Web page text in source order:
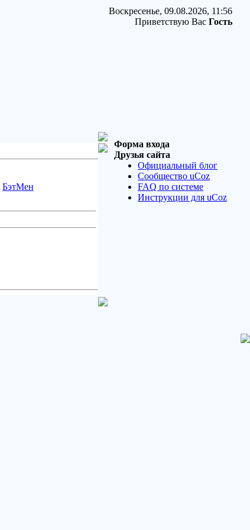
Воскресенье, 09.08.2026, 11:56
Приветствую Вас Гость
БэтМен
Форма входа
Друзья сайта
Официальный блог
Сообщество uCoz
FAQ по системе
Инструкции для uCoz